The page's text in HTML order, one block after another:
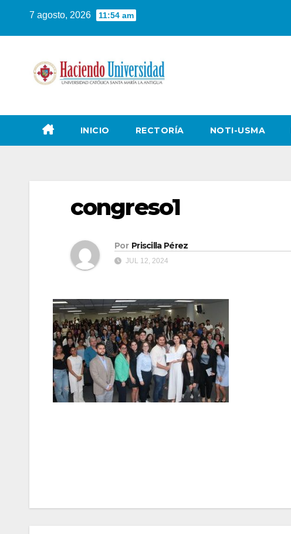
7 agosto, 2026 11:54 am
INICIO RECTORÍA NOTI-USMA
congreso1
Por Priscilla Pérez
JUL 12, 2024